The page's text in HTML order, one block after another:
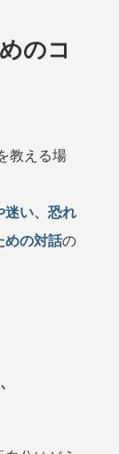
のコ
教える場
迷い、恐れ
めの対話の